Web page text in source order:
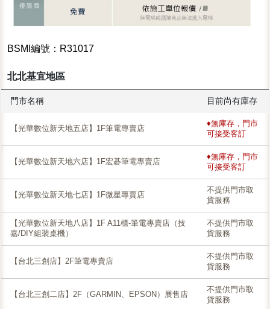
BSMI編號：R31017
北北基宜地區
門市名稱 目前尚有庫存
【光華數位新天地五店】1F筆電專賣店
♦無庫存，門市
可接受客訂
【光華數位新天地六店】1F宏碁筆電專賣店
♦無庫存，門市
可接受客訂
【光華數位新天地七店】1F微星專賣店
不提供門市取
貨服務
【光華數位新天地八店】1F A11櫃-筆電專賣店（技
嘉/DIY組裝桌機）
不提供門市取
貨服務
【台北三創店】2F筆電專賣店
不提供門市取
貨服務
【台北三創二店】2F（GARMIN、EPSON）展售店
不提供門市取
貨服務